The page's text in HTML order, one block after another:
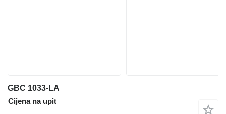
GBC 1033-LA
Cijena na upit